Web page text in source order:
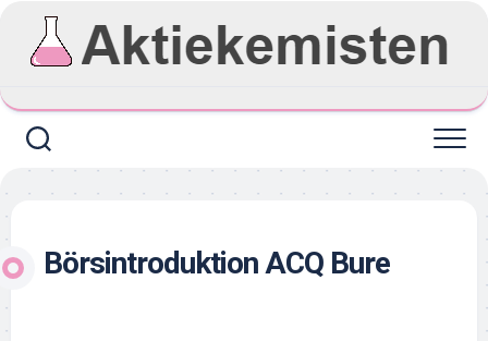
content
Börsintroduktion ACQ Bure